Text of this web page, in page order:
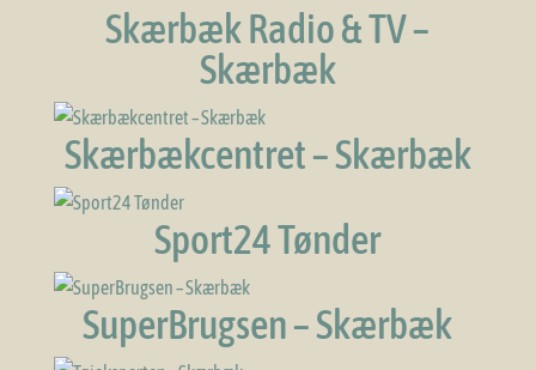
Skærbæk Radio & TV –
Skærbæk
Skærbækcentret – Skærbæk
Sport24 Tønder
SuperBrugsen – Skærbæk